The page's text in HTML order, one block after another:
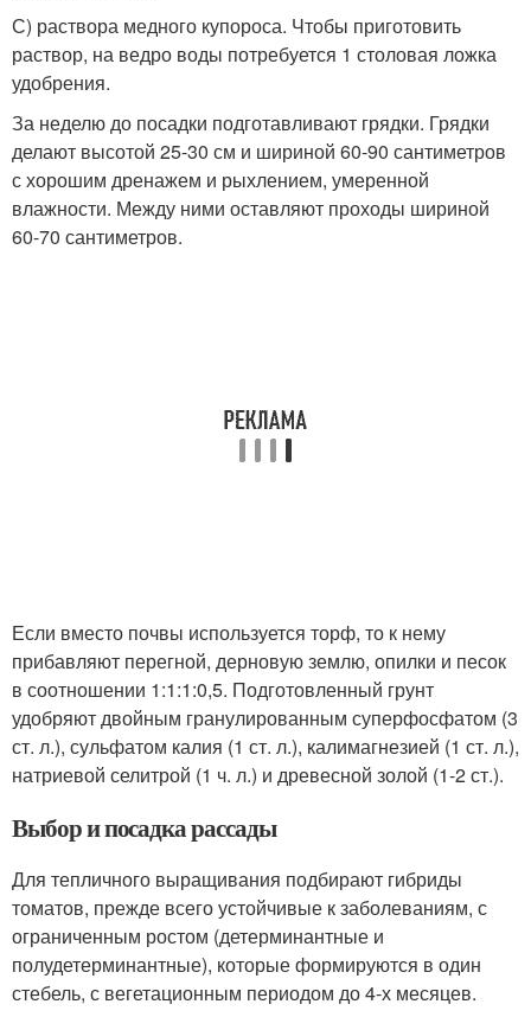
С) раствора медного купороса. Чтобы приготовить
раствор, на ведро воды потребуется 1 столовая ложка
удобрения.
За неделю до посадки подготавливают грядки. Грядки
делают высотой 25-30 см и шириной 60-90 сантиметров
с хорошим дренажем и рыхлением, умеренной
влажности. Между ними оставляют проходы шириной
60-70 сантиметров.
Если вместо почвы используется торф, то к нему
прибавляют перегной, дерновую землю, опилки и песок
в соотношении 1:1:1:0,5. Подготовленный грунт
удобряют двойным гранулированным суперфосфатом (3
ст. л.), сульфатом калия (1 ст. л.), калимагнезией (1 ст. л.),
натриевой селитрой (1 ч. л.) и древесной золой (1-2 ст.).
Выбор и посадка рассады
Для тепличного выращивания подбирают гибриды
томатов, прежде всего устойчивые к заболеваниям, с
ограниченным ростом (детерминантные и
полудетерминантные), которые формируются в один
стебель, с вегетационным периодом до 4-х месяцев.